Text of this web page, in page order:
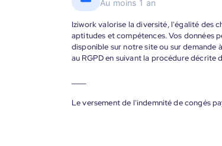
Au moins 1 an
Iziwork valorise la diversité, l'égalité des
aptitudes et compétences. Vos données
disponible sur notre site ou sur demande
au RGPD en suivant la procédure décrite
Le versement de l'indemnité de congés